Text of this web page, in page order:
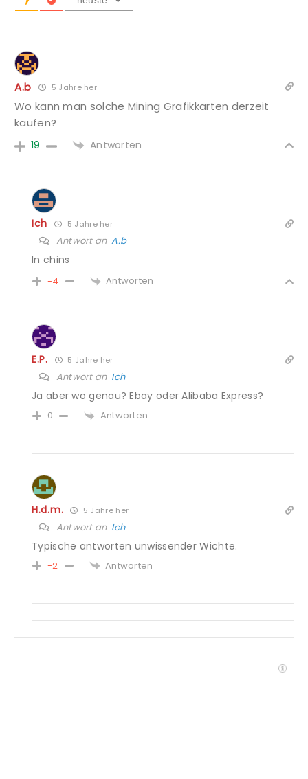
A.b 5 Jahre her
Wo kann man solche Mining Grafikkarten derzeit
kaufen?
19 Antworten
Ich 5 Jahre her
Antwort anA.b
In chins
-4 Antworten
E.P. 5 Jahre her
Antwort an Ich
Ja aber wo genau? Ebay oder Alibaba Express?
0 Antworten
H.d.m. 5 Jahre her
Antwort an Ich
Typische antworten unwissender Wichte.
-2 Antworten